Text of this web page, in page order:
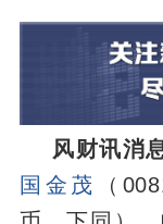
风财讯消
国金茂
（